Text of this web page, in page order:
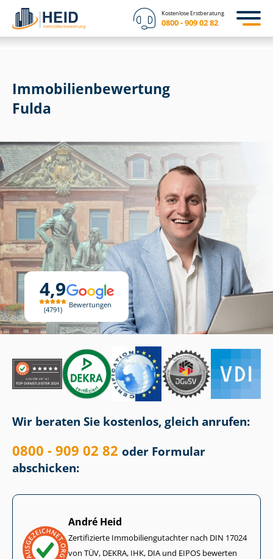
Kostenlose Erstberatung
0800 - 909 02 82
4,9
4791
Bewertungen
Immobilien­bewertung
Fulda
Wir beraten Sie kostenlos, gleich anrufen:
0800 - 909 02 82 oder Formular
abschicken:
André Heid
Zertifizierte Im­mo­bi­li­en­gut­ach­ter nach DIN 17024
von TÜV, DEKRA, IHK, DIA und EIPOS bewerten